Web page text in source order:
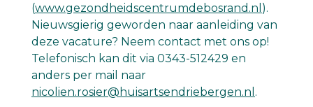
(www.gezondheidscentrumdebosrand.nl ).
Nieuwsgierig geworden naar aanleiding van
deze vacature? Neem contact met ons op!
Telefonisch kan dit via 0343-512429 en
anders per mail naar
nicolien.rosier@huisartsendriebergen.nl .